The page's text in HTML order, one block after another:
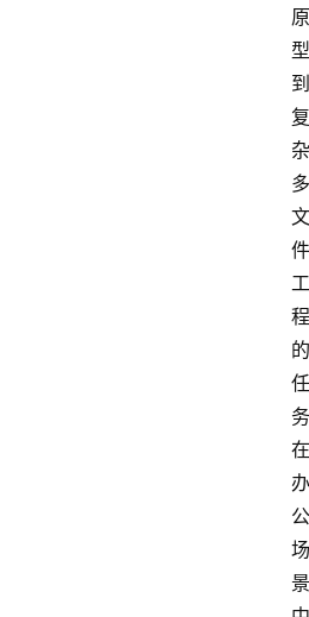
原
型
到
复
杂
多
文
件
工
程
的
任
务
在
办
公
场
景